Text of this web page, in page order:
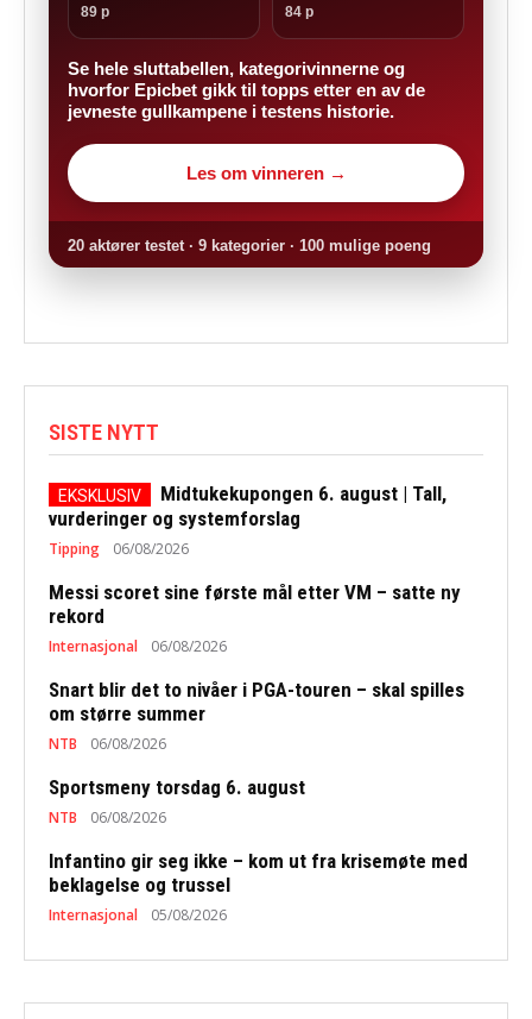
89 p 84 p
Se hele sluttabellen, kategorivinnerne og
hvorfor Epicbet gikk til topps etter en av de
jevneste gullkampene i testens historie.
Les om vinneren →
20 aktører testet · 9 kategorier · 100 mulige poeng
SISTE NYTT
Midtukekupongen 6. august | Tall,
vurderinger og systemforslag
Tipping 06/08/2026
Messi scoret sine første mål etter VM – satte ny
rekord
Internasjonal 06/08/2026
Snart blir det to nivåer i PGA-touren – skal spilles
om større summer
NTB 06/08/2026
Sportsmeny torsdag 6. august
NTB 06/08/2026
Infantino gir seg ikke – kom ut fra krisemøte med
beklagelse og trussel
Internasjonal 05/08/2026